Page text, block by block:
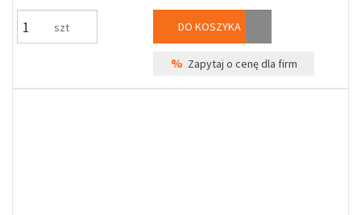
szt DO KOSZYKA
% Zapytaj o cenę dla firm